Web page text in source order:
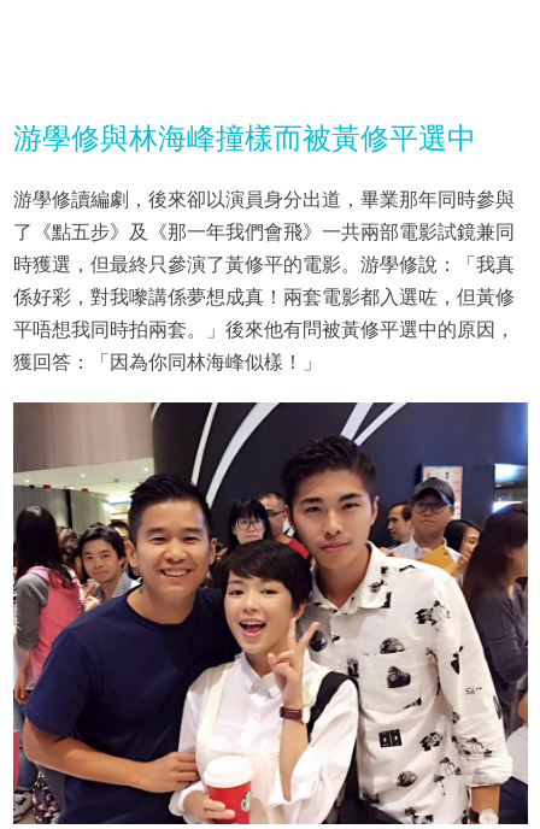
游學修與林海峰撞樣而被黃修平選中
游學修讀編劇，後來卻以演員身分出道，畢業那年同時參與
了《點五步》及《那一年我們會飛》一共兩部電影試鏡兼同
時獲選，但最終只參演了黃修平的電影。游學修說：「我真
係好彩，對我嚟講係夢想成真！兩套電影都入選咗，但黃修
平唔想我同時拍兩套。」後來他有問被黃修平選中的原因，
獲回答：「因為你同林海峰似樣！」